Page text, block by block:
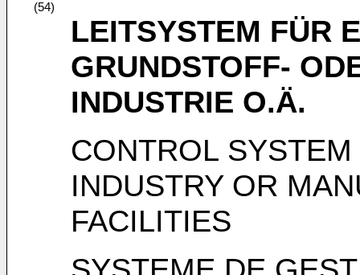
(54)
LEITSYSTEM FÜR
GRUNDSTOFF-
INDUSTRIE O.Ä.
CONTROL
INDUSTRY OR
FACILITIES